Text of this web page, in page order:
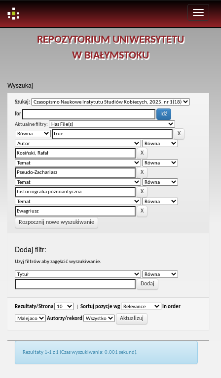
REPOZYTORIUM UNIWERSYTETU
W BIAŁYMSTOKU
Wyszukaj
Szukaj:
for
Aktualne filtry:
Rozpocznij nowe wyszukiwanie
Dodaj filtr:
Uzyj filtrów aby zagęścić wyszukiwanie.
Rezultaty/Strona Sortuj pozycje wg In order
Autorzy/rekord
Rezultaty 1-1 z 1 (Czas wyszukiwania: 0.001 sekund).